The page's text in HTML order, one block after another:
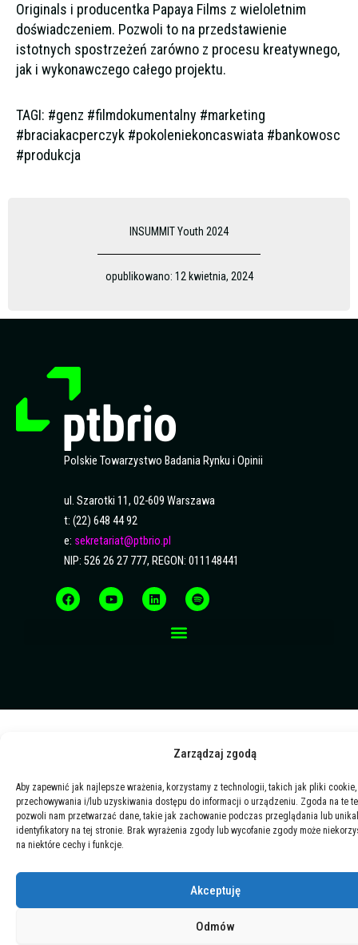
Zarządzaj zgodą
Aby zapewnić jak najlepsze wrażenia, korzystamy z technologii, takich jak pliki
przechowywania i/lub uzyskiwania dostępu do informacji o urządzeniu. Zgoda na te
pozwoli nam przetwarzać dane, takie jak zachowanie podczas przeglądania lub
identyfikatory na tej stronie. Brak wyrażenia zgody lub wycofanie zgody może
na niektóre cechy i funkcje.
Akceptuję
Odmów
Originals i producentka Papaya Films z wieloletnim
doświadczeniem. Pozwoli to na przedstawienie
istotnych spostrzeżeń zarówno z procesu kreatywnego,
jak i wykonawczego całego projektu.
TAGI: #genz #filmdokumentalny #marketing
#braciakacperczyk #pokoleniekoncaswiata #bankowosc
#produkcja
INSUMMIT Youth 2024
opublikowano: 12 kwietnia, 2024
Polskie Towarzystwo Badania Rynku i Opinii
ul. Szarotki 11, 02-609 Warszawa
t: (22) 648 44 92
e: sekretariat@ptbrio.pl
NIP: 526 26 27 777, REGON: 011148441
a
c
e
o
u
t
i
n
k
p
o
t